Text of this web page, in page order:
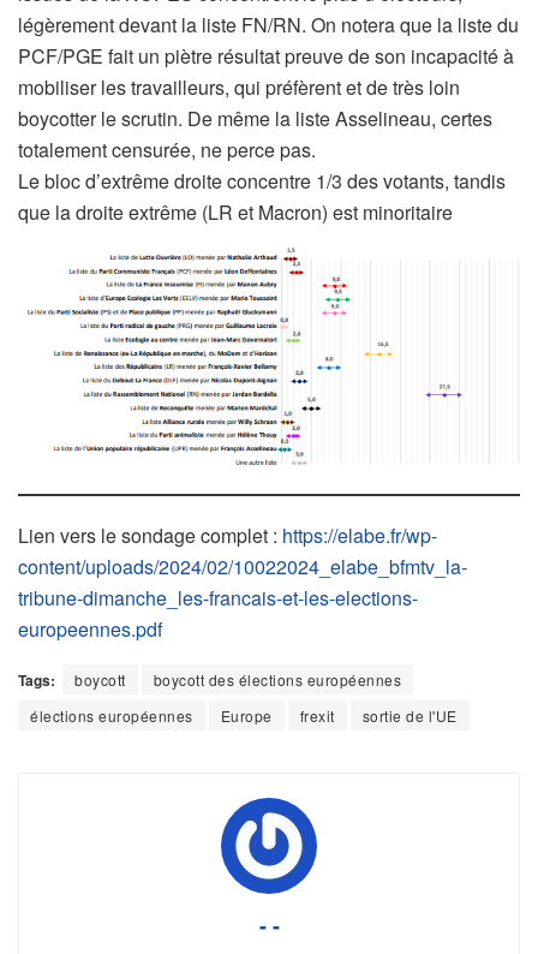
légèrement devant la liste FN/RN. On notera que la liste du
PCF/PGE fait un piètre résultat preuve de son incapacité à
mobiliser les travailleurs, qui préfèrent et de très loin
boycotter le scrutin. De même la liste Asselineau, certes
totalement censurée, ne perce pas.
Le bloc d’extrême droite concentre 1/3 des votants, tandis
que la droite extrême (LR et Macron) est minoritaire
Lien vers le sondage complet : https://elabe.fr/wp-
content/uploads/2024/02/10022024_elabe_bfmtv_la-
tribune-dimanche_les-francais-et-les-elections-
europeennes.pdf
Tags: boycott
boycott des élections européennes
élections européennes
Europe frexit sortie de l'UE
- -